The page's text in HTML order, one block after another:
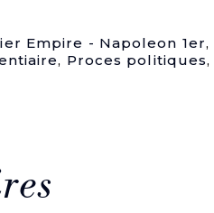
Empire - Napoleon 1er,
, Proces politiques,